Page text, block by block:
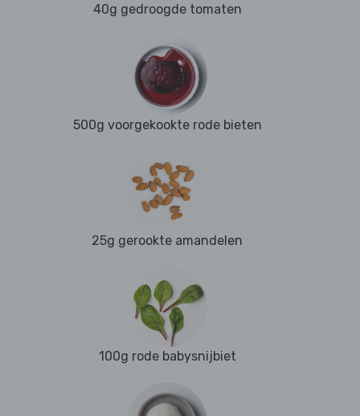
40g gedroogde tomaten
500g voorgekookte rode bieten
25g gerookte amandelen
100g rode babysnijbiet